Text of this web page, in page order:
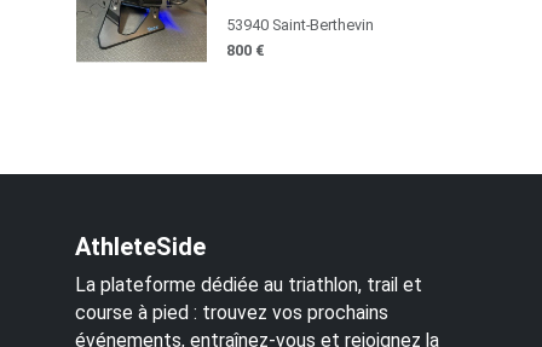
53940 Saint-Berthevin
800 €
AthleteSide
La plateforme dédiée au triathlon, trail et
course à pied : trouvez vos prochains
événements, entraînez-vous et rejoignez la